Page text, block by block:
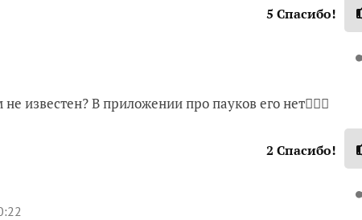
5 Спасибо!
известен? В приложении про пауков его нет🤷🏻‍♀️
2 Спасибо!